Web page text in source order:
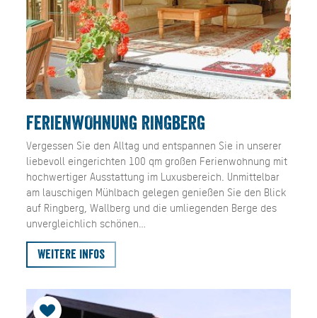
FERIENWOHNUNG RINGBERG
Vergessen Sie den Alltag und entspannen Sie in unserer
liebevoll eingerichten 100 qm großen Ferienwohnung mit
hochwertiger Ausstattung im Luxusbereich. Unmittelbar
am lauschigen Mühlbach gelegen genießen Sie den Blick
auf Ringberg, Wallberg und die umliegenden Berge des
unvergleichlich schönen…
Weitere Infos